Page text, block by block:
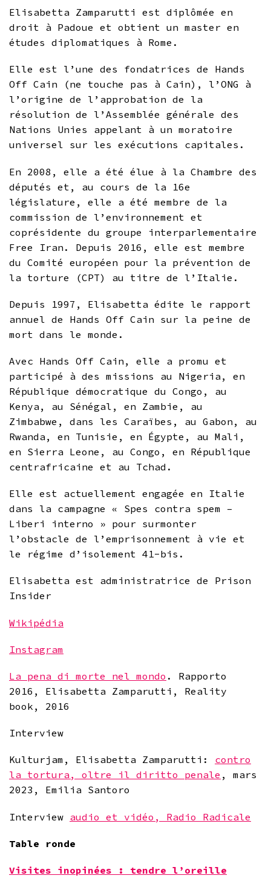
Elisabetta Zamparutti est diplômée en
droit à Padoue et obtient un master en
études diplomatiques à Rome.
Elle est l’une des fondatrices de Hands
Off Cain (ne touche pas à Cain), l’ONG à
l’origine de l’approbation de la
résolution de l’Assemblée générale des
Nations Unies appelant à un moratoire
universel sur les exécutions capitales.
En 2008, elle a été élue à la Chambre des
députés et, au cours de la 16e
législature, elle a été membre de la
commission de l’environnement et
coprésidente du groupe interparlementaire
Free Iran. Depuis 2016, elle est membre
du Comité européen pour la prévention de
la torture (CPT) au titre de l’Italie.
Depuis 1997, Elisabetta édite le rapport
annuel de Hands Off Cain sur la peine de
mort dans le monde.
Avec Hands Off Cain, elle a promu et
participé à des missions au Nigeria, en
République démocratique du Congo, au
Kenya, au Sénégal, en Zambie, au
Zimbabwe, dans les Caraïbes, au Gabon, au
Rwanda, en Tunisie, en Égypte, au Mali,
en Sierra Leone, au Congo, en République
centrafricaine et au Tchad.
Elle est actuellement engagée en Italie
dans la campagne « Spes contra spem –
Liberi interno » pour surmonter
l’obstacle de l’emprisonnement à vie et
le régime d’isolement 41-bis.
Elisabetta est administratrice de Prison
Insider
Wikipédia
Instagram
La pena di morte nel mondo . Rapporto
2016, Elisabetta Zamparutti, Reality
book, 2016
Interview
Kulturjam, Elisabetta Zamparutti: contro
la tortura, oltre il diritto penale , mars
2023, Emilia Santoro
Interview audio et vidéo, Radio Radicale
Table ronde
Visites inopinées : tendre l’oreille